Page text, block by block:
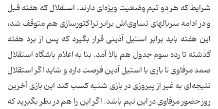
شرایط كه هر دو تیم وضعیت ویژه‌ای دارند. استقلال كه هفته قبل
و در ادامه سریالهای تساوی‌اش برابر تراكتورسازی هم متوقف شد،
این هفته باید برابر استیل آذینی قرار بگیرد كه پس از برد هفته
گذشته تا رده سوم جدول هم بالا آمد. بنا به اعلام باشگاه استقلال
صمد مرفاوی تا بازی با استیل آذین فرصت دارد و شاید اگر استقلال
نتیجه‌ای به غیر از پیروزی در بازی شنبه كسب كند این بازی آخرین
روز حضور مرفاوی در این تیم باشد. اگر این را هم در نظر بگیرید كه